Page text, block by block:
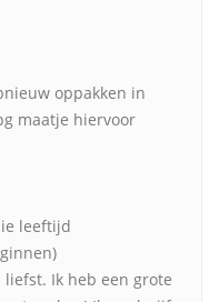
oppakken in
maatje hiervoor
leeftijd
Ik heb een grote